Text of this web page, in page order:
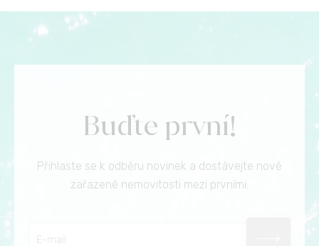
Buďte první!
Přihlaste se k odběru novinek a dostávejte nově
zařazené nemovitosti mezi prvními.